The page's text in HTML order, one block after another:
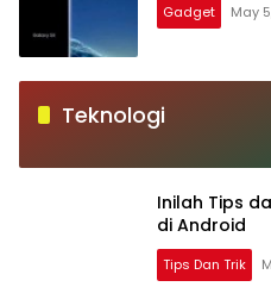
Gadget May
Teknologi
Inilah Tips
di Android
Tips Dan Trik